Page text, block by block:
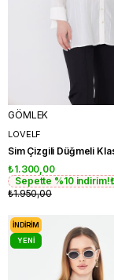
GÖMLEK
LOVELF
₺1.300,00
Sepette %10 indirim!
₺1.950,00
İNDIRIM
YENI